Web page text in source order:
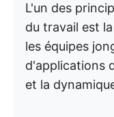
L'un des
du travail est la
les équipes
d'applications
et la